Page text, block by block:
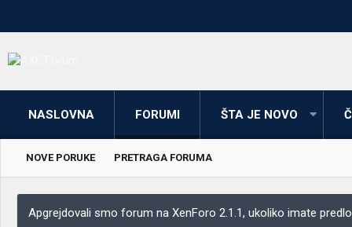
NASLOVNA FORUMI ŠTA JE NOVO
NOVE PORUKE PRETRAGA FORUMA
Apgrejdovali smo forum na XenForo 2.1.1, ukoliko imate